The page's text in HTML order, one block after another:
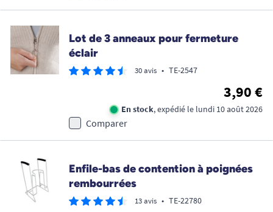
Lot de 3 anneaux pour fermeture
éclair
30 avis • TE-2547
3,90 €
En stock, expédié le lundi 10 août 2026
Comparer
Enfile-bas de contention à poignées
rembourrées
13 avis • TE-22780